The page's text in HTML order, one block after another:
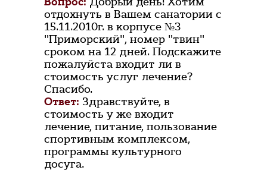
отдохнуть в Вашем санатории с
15.11.2010г. в корпусе №3
"Приморский", номер "твин"
сроком на 12 дней. Подскажите
пожалуйста входит ли в
стоимость услуг лечение?
Спасибо.
Ответ: Здравствуйте, в
стоимость у же входит
лечение, питание, пользование
спортивным комплексом,
программы культурного
досуга.